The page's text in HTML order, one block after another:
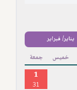
يناير/ فبراير
خميس جمعة
1
31